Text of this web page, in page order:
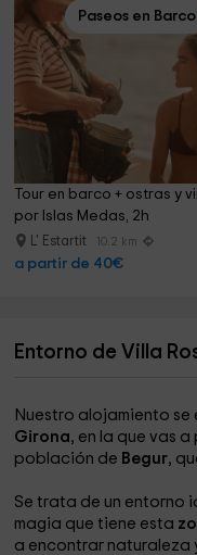
Paseos en Barco
Tour en barco + ostras y
por Islas Medas, 2h
L' Estartit 10.2 km
a partir de 40€
Entorno de Villa
Nuestro alojamiento
Girona, en la que vas
población de Begur,
Se trata de un entorno
magia que tiene esta
a encontrar naturaleza